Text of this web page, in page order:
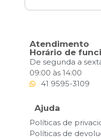
Atendimento
Horário de
De segunda a
09:00 às 14:00
41 9595-3109
Ajuda
Políticas de
Políticas de